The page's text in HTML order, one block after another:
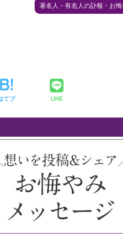
著名人・有名人の訃報・お
てブ LINE